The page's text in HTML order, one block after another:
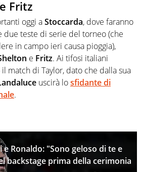
Fritz
oggi aStoccarda, dove faranno
teste di serie del torneo (che
in campo ieri causa pioggia),
e Fritz. Ai tifosi italiani
match di Taylor, dato che dalla sua
uscirà losfidante di
.
Ronaldo: "Sono geloso di te e
backstage prima della cerimonia